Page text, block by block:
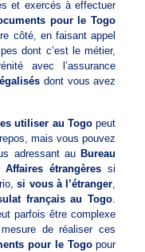
et exercés à effectuer
pour le Togo
côté, en faisant appel
dont c’est le métier,
avec l’assurance
dont vous avez
utiliser au Togopeut
mais vous pouvez
adressant au Bureau
étrangèressi
si vous à l’étranger,
français au Togo.
parfois être complexe
de réaliser ces
pour le Togopour